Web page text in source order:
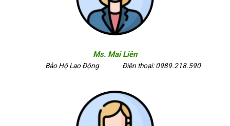
Ms. Mai Liên
Bảo Hộ Lao Động Điện thoại: 0989.218.590